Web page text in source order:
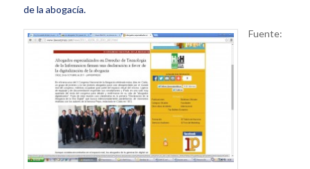
de la abogacía.
Fuente: